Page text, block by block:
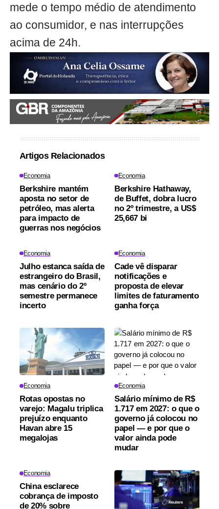
mede o tempo médio de atendimento
ao consumidor, e nas interrupções
acima de 24h.
Artigos Relacionados
Economia
Berkshire mantém
aposta no setor de
petróleo, mas alerta
para impacto de
guerras nos negócios
Economia
Berkshire Hathaway,
de Buffet, dobra lucro
no 2º trimestre, a US$
25,667 bi
Economia
Julho estanca saída de
estrangeiro do Brasil,
mas cenário do 2º
semestre permanece
incerto
Economia
Cade vê disparar
notificações e
proposta de elevar
limites de faturamento
ganha força
Economia
Rotas opostas no
varejo: Magalu triplica
prejuízo enquanto
Havan abre 15
megalojas
Economia
Salário mínimo de R$
1.717 em 2027: o que o
governo já colocou no
papel — e por que o
valor ainda pode
mudar
Economia
China esclarece
cobrança de imposto
de 20% sobre